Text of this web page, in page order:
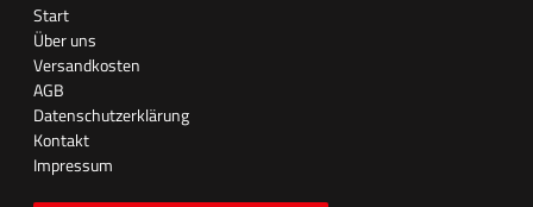
Start
Über uns
Versandkosten
AGB
Datenschutzerklärung
Kontakt
Impressum